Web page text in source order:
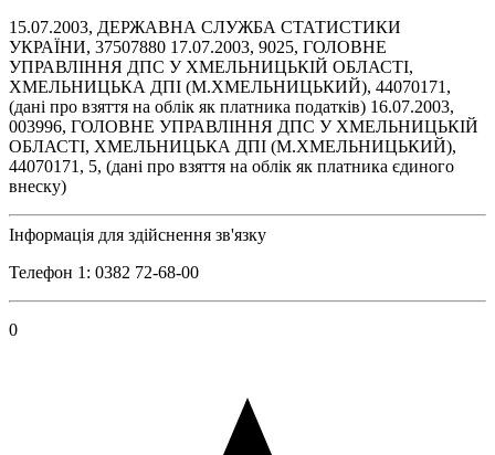
15.07.2003, ДЕРЖАВНА СЛУЖБА СТАТИСТИКИ
УКРАЇНИ, 37507880 17.07.2003, 9025, ГОЛОВНЕ
УПРАВЛІННЯ ДПС У ХМЕЛЬНИЦЬКІЙ ОБЛАСТІ,
ХМЕЛЬНИЦЬКА ДПІ (М.ХМЕЛЬНИЦЬКИЙ), 44070171,
(дані про взяття на облік як платника податків) 16.07.2003,
003996, ГОЛОВНЕ УПРАВЛІННЯ ДПС У ХМЕЛЬНИЦЬКІЙ
ОБЛАСТІ, ХМЕЛЬНИЦЬКА ДПІ (М.ХМЕЛЬНИЦЬКИЙ),
44070171, 5, (дані про взяття на облік як платника єдиного
внеску)
Інформація для здійснення зв'язку
Телефон 1: 0382 72-68-00
0